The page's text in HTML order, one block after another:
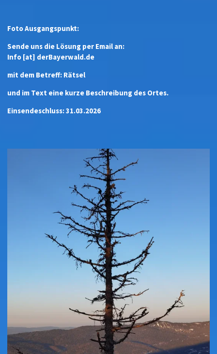
Foto Ausgangspunkt:
Sende uns die Lösung per Email an:
Info [at] derBayerwald.de
mit dem Betreff: Rätsel
und im Text eine kurze Beschreibung des Ortes.
Einsendeschluss: 31.03.2026